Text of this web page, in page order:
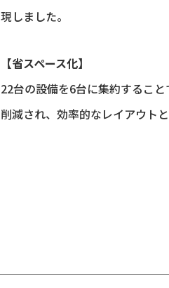
現しました。
【省スペース化】
22台の設備を6台に集約するこ
削減され、効率的なレイアウト